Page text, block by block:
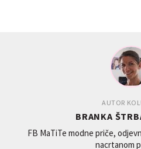
AUTOR
BRANKA
FB MaTiTe modne priče,
nacrtanom